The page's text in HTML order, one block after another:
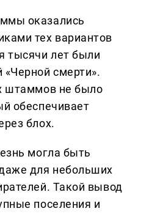
оказались
тех вариантов
тысячи лет были
смерти».
штаммов не было
обеспечивает
блох.
могла быть
для небольших
Такой вывод
поселения и